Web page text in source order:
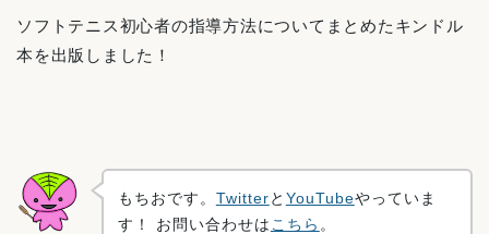
ソフトテニス初心者の指導方法についてまとめたキンドル
本を出版しました！
もちおです。 Twitterと YouTubeやっていま
す！ お問い合わせは こちら 。